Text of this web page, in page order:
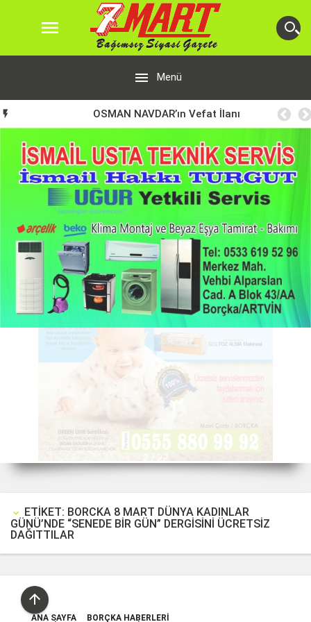

 Menü
 OSMAN NAVDAR’ın Vefat İlanı
2 / 22
keyboard_arrow_down ETIKET: BORCKA 8 MART DÜNYA KADINLAR
GÜNÜ’NDE “SENEDE BİR GÜN” DERGİSİNİ ÜCRETSİZ
DAĞITTILAR

ANA SAYFA
BORÇKA HABERLERI